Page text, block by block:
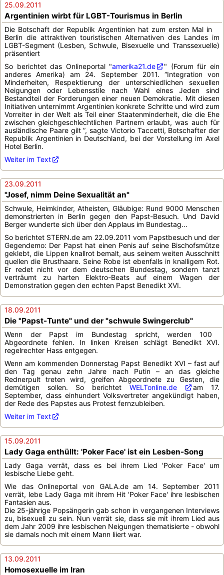
25.09.2011
Argentinien wirbt für LGBT-Tourismus in Berlin
Die Botschaft der Republik Argentinien hat zum ersten Mal in
Berlin die attraktiven touristischen Alternativen des Landes im
LGBT-Segment (Lesben, Schwule, Bisexuelle und Transsexuelle)
präsentiert
So berichtet das Onlineportal "amerika21.de
" (Forum für ein
anderes Amerika) am 24. September 2011. “Integration von
Minderheiten, Respektierung der unterschiedlichen sexuellen
Neigungen oder Lebensstile nach Wahl eines Jeden sind
Bestandteil der Forderungen einer neuen Demokratie. Mit diesen
Initiativen unternimmt Argentinien konkrete Schritte und wird zum
Vorreiter in der Welt als Teil einer Staatenminderheit, die die Ehe
zwischen gleichgeschlechtlichen Partnern erlaubt, was auch für
ausländische Paare gilt ”, sagte Victorio Taccetti, Botschafter der
Republik Argentinien in Deutschland, bei der Vorstellung im Axel
Hotel Berlin.
Weiter im Text
23.09.2011
"Josef, nimm Deine Sexualität an"
Schwule, Heimkinder, Atheisten, Gläubige: Rund 9000 Menschen
demonstrierten in Berlin gegen den Papst-Besuch. Und David
Berger wunderte sich über den Applaus im Bundestag...
So berichtet STERN.de am 22.09.2011 vom Papstbesuch und der
Gegendemo: Der Papst hat einen Penis auf seine Bischofsmütze
geklebt, die Lippen knallrot bemalt, aus seinem weiten Ausschnitt
quellen die Brusthaare. Seine Robe ist ebenfalls in knalligem Rot.
Er redet nicht vor dem deutschen Bundestag, sondern tanzt
verträumt zu harten Elektro-Beats auf einem Wagen der
Demonstration gegen den echten Papst Benedikt XVI.
18.09.2011
Die "Papst-Tunte" und der "schwule Swingerclub"
Wenn der Papst im Bundestag spricht, werden 100
Abgeordnete fehlen. In linken Kreisen schlägt Benedikt XVI.
regelrechter Hass entgegen.
Wenn am kommenden Donnerstag Papst Benedikt XVI – fast auf
den Tag genau zehn Jahre nach Putin – an das gleiche
Rednerpult treten wird, greifen Abgeordnete zu Gesten, die
demütigen sollen. So berichtet WELTonline.de
am 17.
September, dass einhundert Volksvertreter angekündigt haben,
der Rede des Papstes aus Protest fernzubleiben.
Weiter im Text
15.09.2011
Lady Gaga enthüllt: 'Poker Face' ist ein Lesben-Song
Lady Gaga verrät, dass es bei ihrem Lied 'Poker Face' um
lesbische Liebe geht.
Wie das Onlineportal von GALA.de am 14. September 2011
verrät, lebe Lady Gaga mit ihrem Hit 'Poker Face' ihre lesbischen
Fantasien aus.
Die 25-jährige Popsängerin gab schon in vergangenen Interviews
zu, bisexuell zu sein. Nun verrät sie, dass sie mit ihrem Lied aus
dem Jahr 2009 ihre lesbischen Neigungen thematisierte - obwohl
sie damals noch mit einem Mann liiert war.
13.09.2011
Homosexuelle im Iran